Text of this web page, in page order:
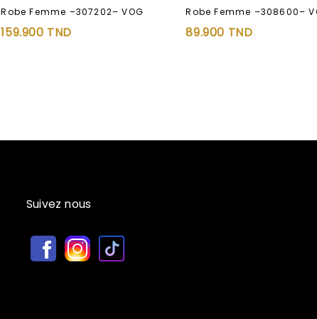
Robe Femme –307202– VOG
159.900 TND
Robe Femme –308600–
89.900 TND
Suivez nous